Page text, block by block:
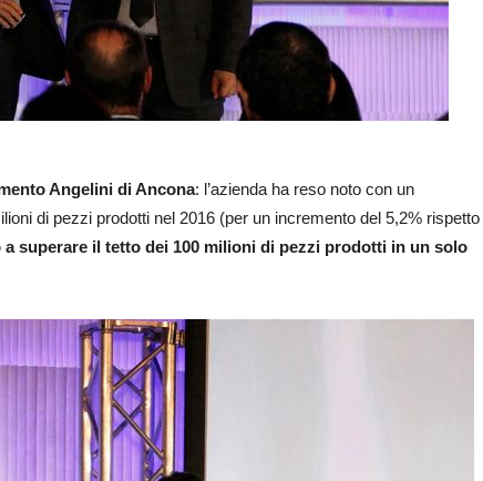
Angelini di Ancona: l’azienda ha reso noto con un
di pezzi prodotti nel 2016 (per un incremento del 5,2% rispetto
superare il tetto dei 100 milioni di pezzi prodotti in un solo